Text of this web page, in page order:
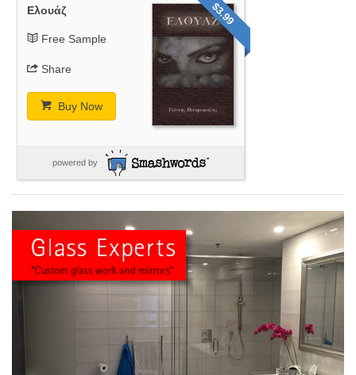
$3.99
Ελουάζ
Free Sample
Share
Buy Now
powered by